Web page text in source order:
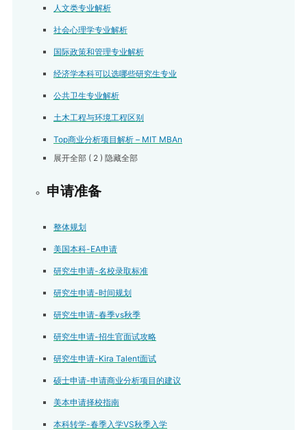
人文类专业解析
社会心理学专业解析
国际政策和管理专业解析
经济学本科可以选哪些研究生专业
公共卫生专业解析
土木工程与环境工程区别
Top商业分析项目解析 – MIT MBAn
展开全部 ( 2 ) 隐藏全部
申请准备
整体规划
美国本科-EA申请
研究生申请-名校录取标准
研究生申请-时间规划
研究生申请-春季vs秋季
研究生申请-招生官面试攻略
研究生申请-Kira Talent面试
硕士申请-申请商业分析项目的建议
美本申请择校指南
本科转学-春季入学VS秋季入学